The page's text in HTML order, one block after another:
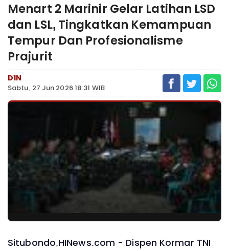
Menart 2 Marinir Gelar Latihan LSD
dan LSL, Tingkatkan Kemampuan
Tempur Dan Profesionalisme
Prajurit
D1N
Sabtu, 27 Jun 2026 18:31 WIB
Situbondo,HINews.com - Dispen Kormar TNI